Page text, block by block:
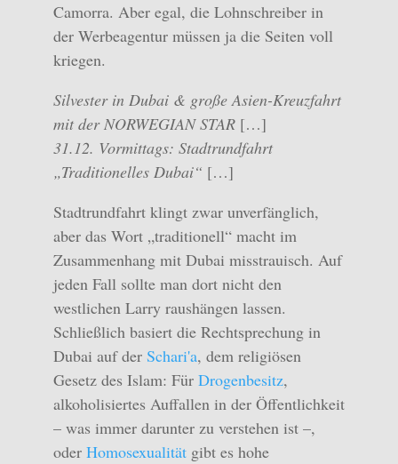
Camorra. Aber egal, die Lohnschreiber in
der Werbeagentur müssen ja die Seiten voll
kriegen.
Silvester in Dubai & große Asien-Kreuzfahrt
mit der NORWEGIAN STAR […]
31.12. Vormittags: Stadtrundfahrt
„Traditionelles Dubai“ […]
Stadtrundfahrt klingt zwar unverfänglich,
aber das Wort „traditionell“ macht im
Zusammenhang mit Dubai misstrauisch. Auf
jeden Fall sollte man dort nicht den
westlichen Larry raushängen lassen.
Schließlich basiert die Rechtsprechung in
Dubai auf der Schari'a, dem religiösen
Gesetz des Islam: Für Drogenbesitz,
alkoholisiertes Auffallen in der Öffentlichkeit
– was immer darunter zu verstehen ist –,
oder Homosexualität gibt es hohe